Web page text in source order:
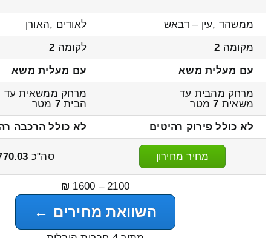
ממשהד ,עין – דבאש
לאודים ,האורן
מקומה 2 לקומה 2
עם מעלית משא
עם מעלית משא
מרחק מהבית עד
משאית 7מטר
מרחק ממשאית עד
הבית7 מטר
לא כולל פירוק רהיטים
לא כולל הרכבה
מחיר מחירון סה"כ
2100 – 1600 ₪
השוואת מחירים ←